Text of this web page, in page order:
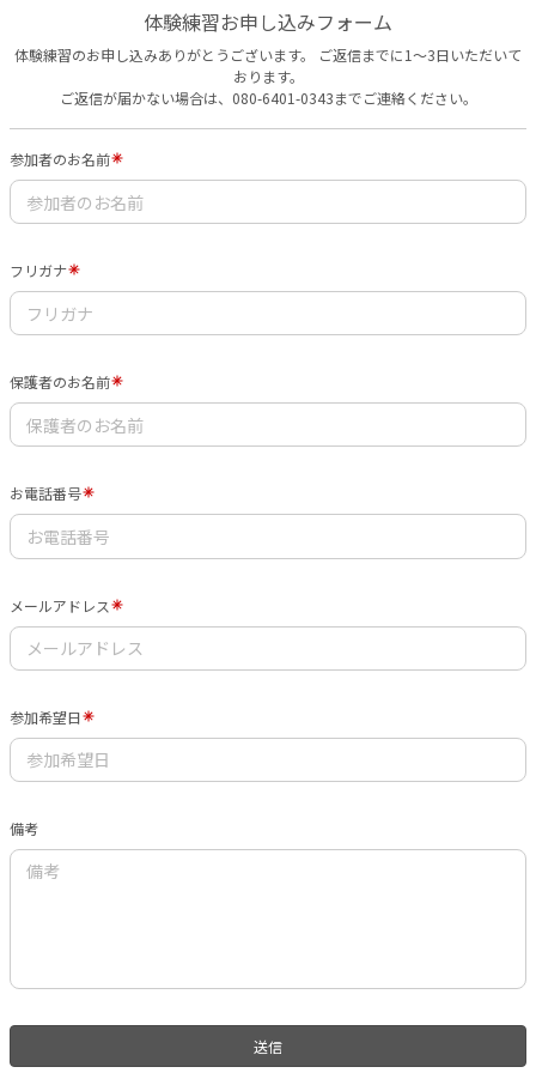
体験練習お申し込みフォーム
体験練習のお申し込みありがとうございます。 ご返信までに1〜3日いただいて
おります。
ご返信が届かない場合は、080-6401-0343までご連絡ください。
参加者のお名前
フリガナ
保護者のお名前
お電話番号
メールアドレス
参加希望日
備考
送信